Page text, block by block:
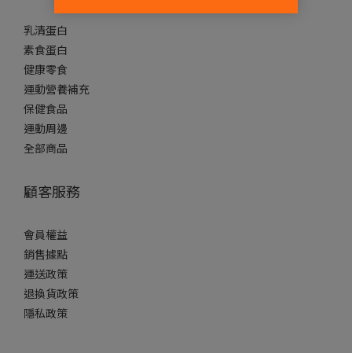
乳清蛋白
素食蛋白
健康零食
運動營養補充
保健食品
運動周邊
全部商品
顧客服務
會員權益
銷售據點
運送政策
退換貨政策
隱私政策